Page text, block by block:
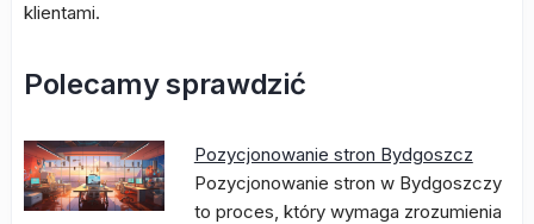
klientami.
Polecamy sprawdzić
Pozycjonowanie stron Bydgoszcz
Pozycjonowanie stron w Bydgoszczy
to proces, który wymaga zrozumienia